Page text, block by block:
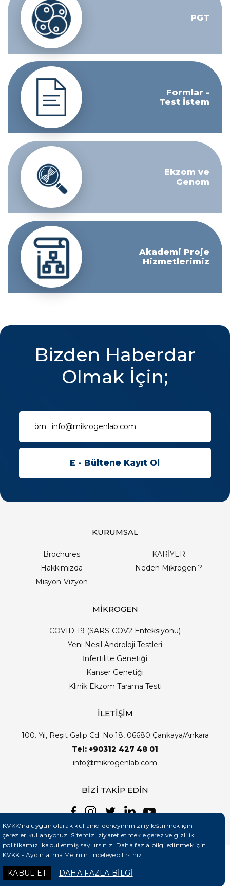
PGT
Formlar -
Test İstem
Ekzom ve
Genom
Akademi Proje
Hizmetlerimiz
Bizden Haberdar
Olmak İçin;
KURUMSAL
Brochures
KARİYER
Hakkımızda
Neden Mikrogen ?
Misyon-Vizyon
MİKROGEN
COVID-19 (SARS-COV2 Enfeksiyonu)
Yeni Nesil Androloji Testleri
İnfertilite Genetiği
Kanser Genetiği
Klinik Ekzom Tarama Testi
İLETİŞİM
100. Yıl, Reşit Galip Cd. No:18, 06680 Çankaya/Ankara
Tel: +90312 427 48 01
info@mikrogenlab.com
BİZİ TAKİP EDİN
Teknobay (+90 444 5 331)
KVKK'na uygun olarak kullanıcı deneyiminizi iyileştirmek için
çerezler kullanıyoruz. Sitemizi ziyaret etmekle çerez ve gizlilik
politikamızı kabul etmiş sayılırsınız. Daha fazla bilgi edinmek için
KVKK - Aydınlatma Metni'ni inceleyebilirsiniz.
KABUL ET DAHA FAZLA BİLGİ